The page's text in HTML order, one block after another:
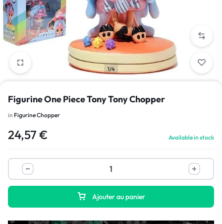
1/4
Figurine One Piece Tony Tony Chopper
in Figurine Chopper
24,57 € Available in stock
Ajouter au panier